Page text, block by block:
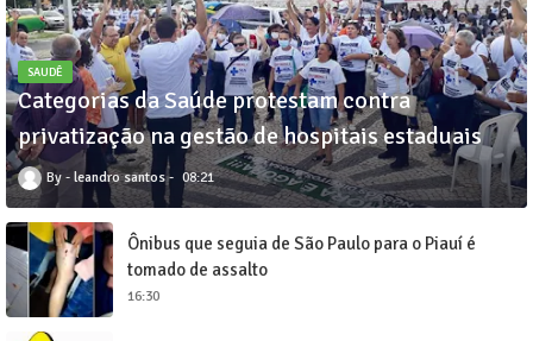
SAUDÊ
Categorias da Saúde protestam contra
privatização na gestão de hospitais estaduais
leandro santos 08:21
Ônibus que seguia de São Paulo para o Piauí é
tomado de assalto
16:30